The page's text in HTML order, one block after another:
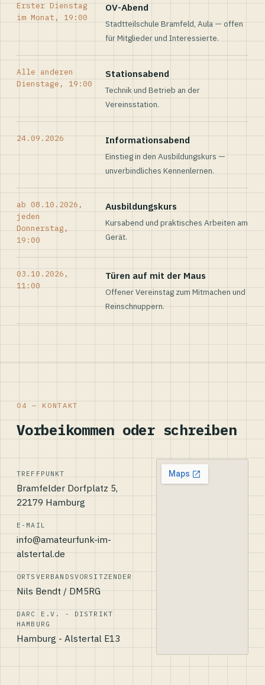
Erster Dienstag
im Monat, 19:00
OV-Abend
Stadtteilschule Bramfeld, Aula — offen
für Mitglieder und Interessierte.
Alle anderen
Dienstage, 19:00
Stationsabend
Technik und Betrieb an der
Vereinsstation.
24.09.2026 Informationsabend
Einstieg in den Ausbildungskurs —
unverbindliches Kennenlernen.
ab 08.10.2026,
jeden
Donnerstag,
19:00
Ausbildungskurs
Kursabend und praktisches Arbeiten am
Gerät.
03.10.2026,
11:00
Türen auf mit der Maus
Offener Vereinstag zum Mitmachen und
Reinschnuppern.
04 — KONTAKT
Vorbeikommen oder schreiben
TREFFPUNKT
Bramfelder Dorfplatz 5,
22179 Hamburg
E-MAIL
info@amateurfunk-im-
alstertal.de
ORTSVERBANDSVORSITZENDER
Nils Bendt / DM5RG
DARC E.V. - DISTRIKT
HAMBURG
Hamburg - Alstertal E13